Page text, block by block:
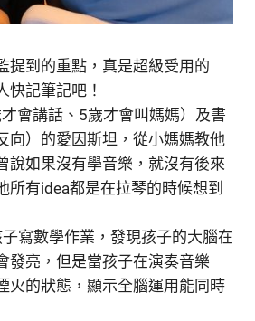
提到的重點，真是超級受用的
快記筆記吧！
會講話、5歲才會叫媽媽）及書
向）的愛因斯坦，從小媽媽教他
說如果沒有學音樂，就沒有後來
所有idea都是在拉琴的時候想到
寫數學作業，發現孩子的大腦在
發亮，但是當孩子在演奏音樂
火的狀態，顯示全腦運用能同時